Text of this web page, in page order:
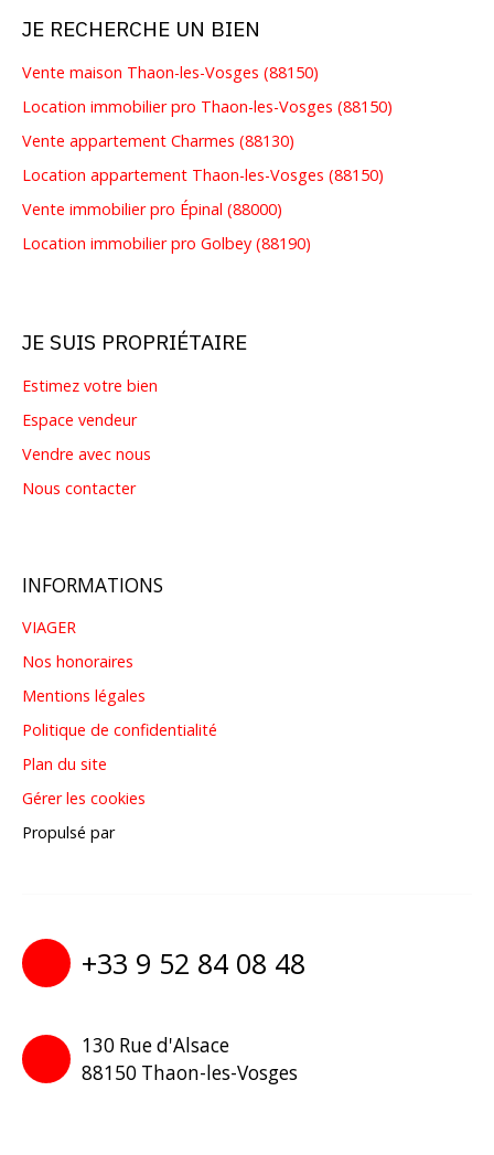
JE RECHERCHE UN BIEN
Vente maison Thaon-les-Vosges (88150)
Location immobilier pro Thaon-les-Vosges (88150)
Vente appartement Charmes (88130)
Location appartement Thaon-les-Vosges (88150)
Vente immobilier pro Épinal (88000)
Location immobilier pro Golbey (88190)
JE SUIS PROPRIÉTAIRE
Estimez votre bien
Espace vendeur
Vendre avec nous
Nous contacter
INFORMATIONS
VIAGER
Nos honoraires
Mentions légales
Politique de confidentialité
Plan du site
Gérer les cookies
Propulsé par
+33 9 52 84 08 48
130 Rue d'Alsace
88150 Thaon-les-Vosges